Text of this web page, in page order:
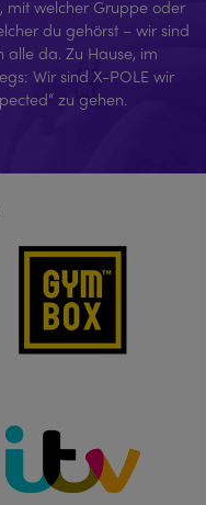
mit welcher Gruppe oder
du gehörst – wir sind
alle da. Zu Hause, im
Wir sind X-POLE wir
zu gehen.